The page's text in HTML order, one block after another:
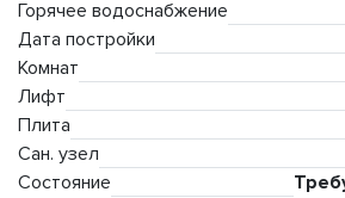
Горячее водоснабжение
Дата постройки
Комнат
Лифт
Плита
Сан. узел
Состояние